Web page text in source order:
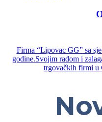
Firma “Lipovac GG” sa
godine.Svojim radom i
trgovačkih firmi